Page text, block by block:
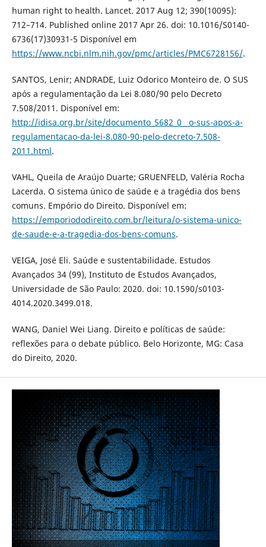
human right to health. Lancet. 2017 Aug 12; 390(10095):
712–714. Published online 2017 Apr 26. doi: 10.1016/S0140-
6736(17)30931-5 Disponível em
https://www.ncbi.nlm.nih.gov/pmc/articles/PMC6728156/.
SANTOS, Lenir; ANDRADE, Luiz Odorico Monteiro de. O SUS
após a regulamentação da Lei 8.080/90 pelo Decreto
7.508/2011. Disponível em:
http://idisa.org.br/site/documento_5682_0__o-sus-apos-a-
regulamentacao-da-lei-8.080-90-pelo-decreto-7.508-
2011.html.
VAHL, Queila de Araújo Duarte; GRUENFELD, Valéria Rocha
Lacerda. O sistema único de saúde e a tragédia dos bens
comuns. Empório do Direito. Disponível em:
https://emporiododireito.com.br/leitura/o-sistema-unico-
de-saude-e-a-tragedia-dos-bens-comuns.
VEIGA, José Eli. Saúde e sustentabilidade. Estudos
Avançados 34 (99), Instituto de Estudos Avançados,
Universidade de São Paulo: 2020. doi: 10.1590/s0103-
4014.2020.3499.018.
WANG, Daniel Wei Liang. Direito e políticas de saúde:
reflexões para o debate público. Belo Horizonte, MG: Casa
do Direito, 2020.